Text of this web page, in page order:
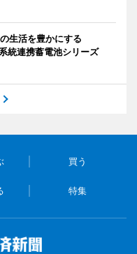
生活を豊かにする
統連携蓄電池シリーズ
買う
特集